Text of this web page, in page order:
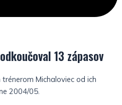
13 zápasov
Michaloviec od ich
2004/05.